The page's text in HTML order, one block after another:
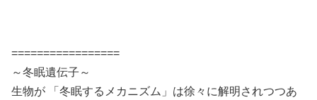
=================
～冬眠遺伝子～
生物が 「冬眠するメカニズム」は徐々に解明されつつあ